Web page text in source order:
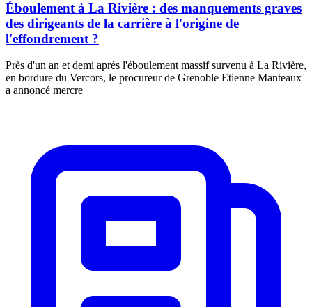
Éboulement à La Rivière : des manquements graves
des dirigeants de la carrière à l'origine de
l'effondrement ?
Près d'un an et demi après l'éboulement massif survenu à La Rivière,
en bordure du Vercors, le procureur de Grenoble Etienne Manteaux
a annoncé mercre